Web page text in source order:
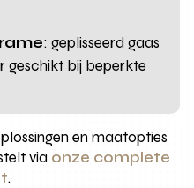
: geplisseerd gaas
geschikt bij beperkte
en maatopties
via onze complete
.